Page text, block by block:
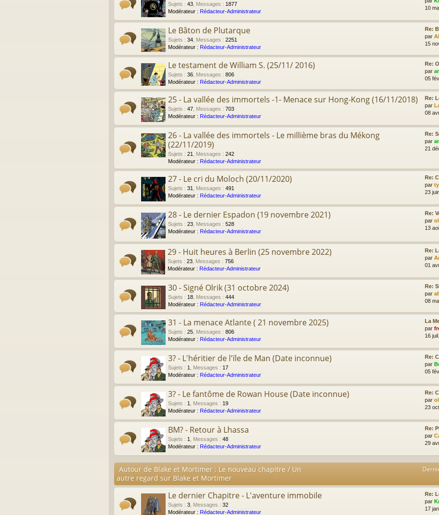
Sujets : 43 Messages : 1877
Modérateur : Rédacteur-Administrateur
10
Le Bâton de Plutarque
Sujets : 34 Messages : 2251
Modérateur : Rédacteur-Administrateur
Re:
par
15
Le testament de William S. (25/11/ 2016)
Sujets : 36 Messages : 806
Modérateur : Rédacteur-Administrateur
Re:
par
05
25 - La vallée des immortels -1- Menace sur Hong-Kong (16/11/2018)
Sujets : 47 Messages : 703
Modérateur : Rédacteur-Administrateur
Re:
par
08
26 - La vallée des immortels - Le millième bras du Mékong
(22/11/2019)
Sujets : 21 Messages : 242
Modérateur : Rédacteur-Administrateur
Re:
par
21
27 - Le cri du Moloch (20/11/2020)
Sujets : 31 Messages : 491
Modérateur : Rédacteur-Administrateur
Re:
par
23
28 - Le dernier Espadon (19 novembre 2021)
Sujets : 23 Messages : 528
Modérateur : Rédacteur-Administrateur
Re:
par
13
29 - Huit heures à Berlin (25 novembre 2022)
Sujets : 23 Messages : 756
Modérateur : Rédacteur-Administrateur
Re:
par
01
30 - Signé Olrik (31 octobre 2024)
Sujets : 18 Messages : 444
Modérateur : Rédacteur-Administrateur
Re:
par
08
31 - La menace Atlante ( 21 novembre 2025)
Sujets : 25 Messages : 806
Modérateur : Rédacteur-Administrateur
La
par
16
3? - L'héritier de l'ïle de Man (Date inconnue)
Sujets : 1 Messages : 17
Modérateur : Rédacteur-Administrateur
Re:
par
05
3? - Le fantôme de Rowan House (Date inconnue)
Sujets : 1 Messages : 19
Modérateur : Rédacteur-Administrateur
Re:
par
23
BM? - Retour à Lhassa
Sujets : 1 Messages : 48
Modérateur : Rédacteur-Administrateur
Re:
par
29
Autour de Blake et Mortimer : Le nouveau chapitre / Un
autre regard sur Blake et Mortimer
Le dernier Chapitre - L'aventure immobile
Sujets : 3 Messages : 32
Modérateur : Rédacteur-Administrateur
Re:
par
17